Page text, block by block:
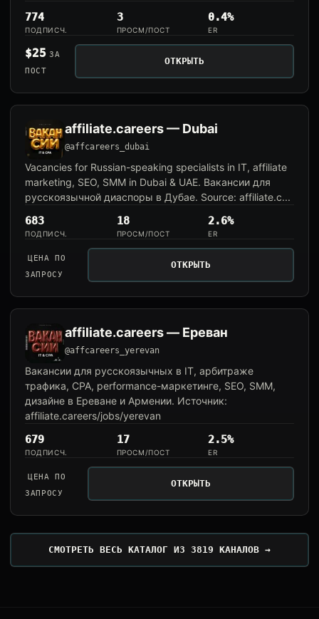
774
ПОДПИСЧ.
3
ПРОСМ/ПОСТ
0.4%
ER
$25 ЗА
ПОСТ
ОТКРЫТЬ
affiliate.careers — Dubai
@affcareers_dubai
Vacancies for Russian-speaking specialists in IT, affiliate
marketing, SEO, SMM in Dubai & UAE. Вакансии для
русскоязычной диаспоры в Дубае. Source: affiliate.c...
683
ПОДПИСЧ.
18
ПРОСМ/ПОСТ
2.6%
ER
ЦЕНА ПО
ЗАПРОСУ
ОТКРЫТЬ
affiliate.careers — Ереван
@affcareers_yerevan
Вакансии для русскоязычных в IT, арбитраже
трафика, CPA, performance-маркетинге, SEO, SMM,
дизайне в Ереване и Армении. Источник:
affiliate.careers/jobs/yerevan
679
ПОДПИСЧ.
17
ПРОСМ/ПОСТ
2.5%
ER
ЦЕНА ПО
ЗАПРОСУ
ОТКРЫТЬ
СМОТРЕТЬ ВЕСЬ КАТАЛОГ ИЗ 3819 КАНАЛОВ →